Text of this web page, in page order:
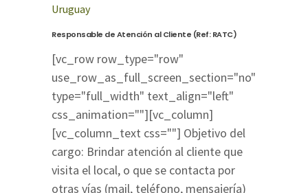
Uruguay
Responsable de Atención al Cliente (Ref: RATC)
[vc_row row_type="row"
use_row_as_full_screen_section="no"
type="full_width" text_align="left"
css_animation=""][vc_column]
[vc_column_text css=""] Objetivo del
cargo: Brindar atención al cliente que
visita el local, o que se contacta por
otras vías (mail, teléfono, mensajería)